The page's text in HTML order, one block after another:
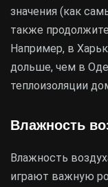
значения (как
также
Например, в
дольше, чем в
теплоизоляции
Влажность
Влажность
играют важную